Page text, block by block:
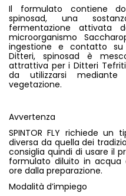
Il formulato contiene
spinosad, una
fermentazione
microorganismo
ingestione e contatto
Ditteri, spinosad è
attrattiva per i Ditteri
da utilizzarsi
vegetazione.
Avvertenza
SPINTOR FLY richiede un
diversa da quella dei
consiglia quindi di usare il
formulato diluito in acqua
ore dalla preparazione.
Modalità d’impiego